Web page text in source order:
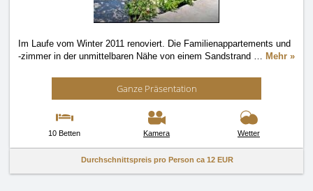
Im Laufe vom Winter 2011 renoviert. Die Familienappartements und
-zimmer in der unmittelbaren Nähe von einem Sandstrand … Mehr »
Ganze Präsentation
10 Betten Kamera Wetter
Durchschnittspreis pro Person ca 12 EUR